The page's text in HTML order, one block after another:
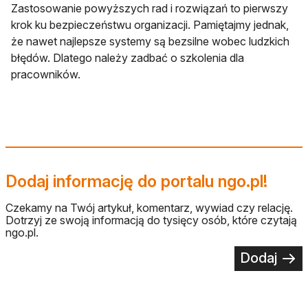
Zastosowanie powyższych rad i rozwiązań to pierwszy
krok ku bezpieczeństwu organizacji. Pamiętajmy jednak,
że nawet najlepsze systemy są bezsilne wobec ludzkich
błędów. Dlatego należy zadbać o szkolenia dla
pracowników.
Dodaj informację do portalu ngo.pl!
Czekamy na Twój artykuł, komentarz, wywiad czy relację.
Dotrzyj ze swoją informacją do tysięcy osób, które czytają
ngo.pl.
Dodaj